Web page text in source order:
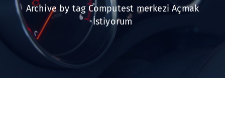
Archive by tag Computest merkezi Açmak
İstiyorum